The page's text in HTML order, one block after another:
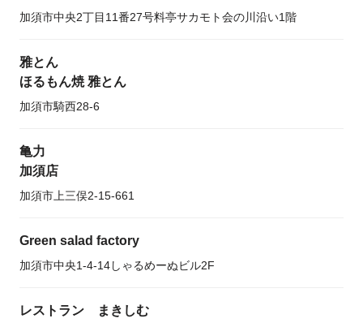
加須市中央2丁目11番27号料亭サカモト会の川沿い1階
雅とん
ほるもん焼 雅とん
加須市騎西28-6
亀力
加須店
加須市上三俣2-15-661
Green salad factory
加須市中央1-4-14しゃるめーぬビル2F
レストラン まきしむ